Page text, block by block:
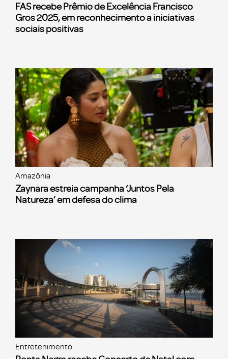
FAS recebe Prêmio de Excelência Francisco
Gros 2025, em reconhecimento a iniciativas
sociais positivas
Amazônia
Zaynara estreia campanha ‘Juntos Pela
Natureza’ em defesa do clima
Entretenimento